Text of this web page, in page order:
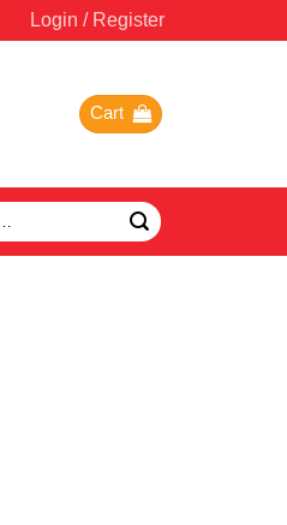
Login / Register
Cart